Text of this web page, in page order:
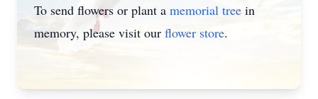
To send flowers or plant a memorial tree in
memory, please visit our flower store.